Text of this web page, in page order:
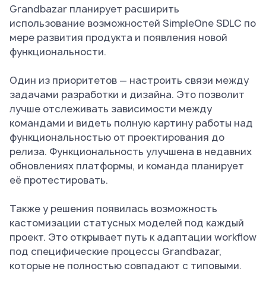
Grandbazar планирует расширить
использование возможностей SimpleOne SDLC по
мере развития продукта и появления новой
функциональности.
Один из приоритетов — настроить связи между
задачами разработки и дизайна. Это позволит
лучше отслеживать зависимости между
командами и видеть полную картину работы над
функциональностью от проектирования до
релиза. Функциональность улучшена в недавних
обновлениях платформы, и команда планирует
её протестировать.
Также у решения появилась возможность
кастомизации статусных моделей под каждый
проект. Это открывает путь к адаптации workflow
под специфические процессы Grandbazar,
которые не полностью совпадают с типовыми.